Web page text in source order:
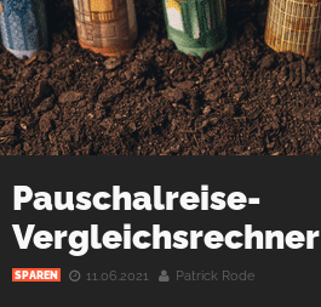
Pauschalreise-
Vergleichsrechner
SPAREN 11.06.2021 Patrick Rode